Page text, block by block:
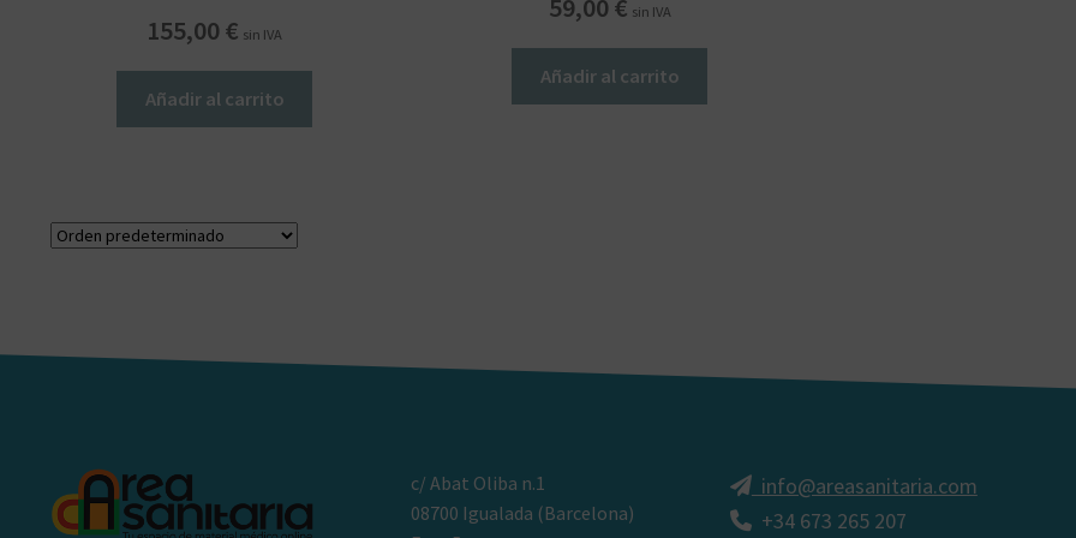
155,00€ sin IVA
Añadir al carrito
59,00€ sin IVA
Añadir al carrito
c/ Abat Oliba n.1
08700 Igualada (Barcelona)
info@areasanitaria.com
+34 673 265 207